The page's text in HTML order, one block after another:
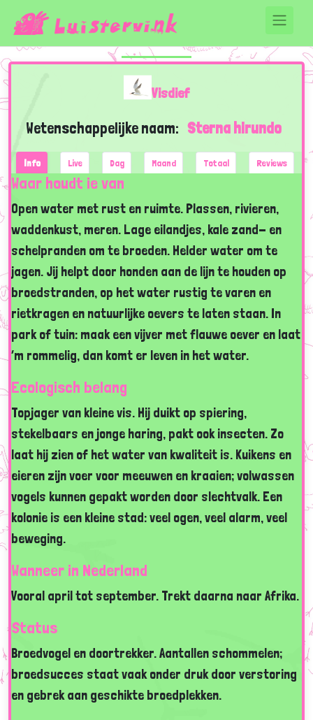
Visdief
Wetenschappelijke naam: Sterna hirundo
Info Live Dag Maand Totaal Reviews
Waar houdt ie van
Open water met rust en ruimte. Plassen, rivieren,
waddenkust, meren. Lage eilandjes, kale zand- en
schelpranden om te broeden. Helder water om te
jagen. Jij helpt door honden aan de lijn te houden op
broedstranden, op het water rustig te varen en
rietkragen en natuurlijke oevers te laten staan. In
park of tuin: maak een vijver met flauwe oever en laat
’m rommelig, dan komt er leven in het water.
Ecologisch belang
Topjager van kleine vis. Hij duikt op spiering,
stekelbaars en jonge haring, pakt ook insecten. Zo
laat hij zien of het water van kwaliteit is. Kuikens en
eieren zijn voer voor meeuwen en kraaien; volwassen
vogels kunnen gepakt worden door slechtvalk. Een
kolonie is een kleine stad: veel ogen, veel alarm, veel
beweging.
Wanneer in Nederland
Vooral april tot september. Trekt daarna naar Afrika.
Status
Broedvogel en doortrekker. Aantallen schommelen;
broedsucces staat vaak onder druk door verstoring
en gebrek aan geschikte broedplekken.